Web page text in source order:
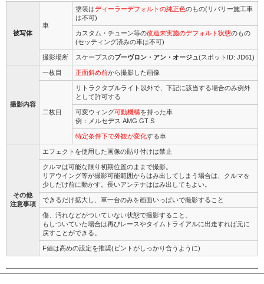
被写体
車
塗装はディーラーデフォルトの純正色のもの(リバリー施工車
は不可)
カスタム・チューン等の改造未実施のデフォルト状態のもの
(セッティング済みの車は不可)
撮影場所 スケープスのブーヴロン・アン・オージュ (スポットID: JD61)
撮影内容
一枚目 正面斜め前から撮影した画像
二枚目
リトラクタブルライト以外で、下記に該当する場合のみ例外
として許可する
可変ウィング可動機構を持った車
例：メルセデス AMG GT S
特定条件下で外観が変化する車
その他
注意事項
エフェクトを使用した画像の貼り付けは禁止
クルマは可能な限り初期位置のままで撮影。
リアウイング等が撮影可能範囲からはみ出してしまう場合は、クルマを
少しだけ前に動かす。長いアンテナははみ出してもよい。
できるだけ拡大し、車一台のみを画面いっぱいで撮影すること
傷、汚れなどがついていない状態で撮影すること。
もしついていた場合は再びレースやタイムトライアルに出走すれば元に
戻すことができる。
F値は高めの設定を推奨(ピントがしっかり合うように)